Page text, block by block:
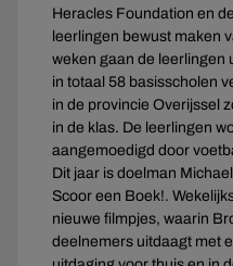
Heracles Foundation en
leerlingen bewust maken
weken gaan de leerlingen
in totaal 58 basisscholen
in de provincie Overijssel
in de klas. De leerlingen
aangemoedigd door
Dit jaar is doelman
Scoor een Boek!.
nieuwe filmpjes, waarin
deelnemers uitdaagt met